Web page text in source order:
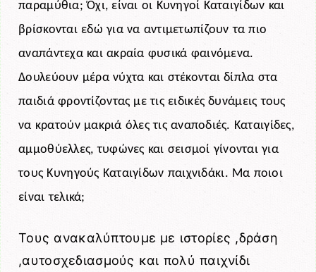
παραμύθια; Όχι, είναι οι Κυνηγοί Καταιγίδων και
βρίσκονται εδώ για να αντιμετωπίζουν τα πιο
αναπάντεχα και ακραία φυσικά φαινόμενα.
Δουλεύουν μέρα νύχτα και στέκονται δίπλα στα
παιδιά φροντίζοντας με τις ειδικές δυνάμεις τους
να κρατούν μακριά όλες τις αναποδιές. Καταιγίδες,
αμμοθύελλες, τυφώνες και σεισμοί γίνονται για
τους Κυνηγούς Καταιγίδων παιχνιδάκι. Μα ποιοι
είναι τελικά;
Τους ανακαλύπτουμε με ιστορίες ,δράση
,αυτοσχεδιασμούς και πολύ παιχνίδι